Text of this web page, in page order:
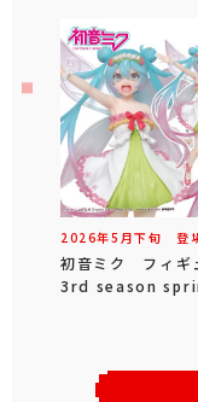
2026年5 月下旬 登
初音ミク フィギ
3rd season